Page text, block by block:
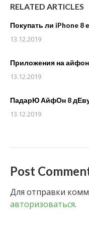
RELATED ARTICLES
Покупать ли iPhone 8
13.12.2019
Приложения на
13.12.2019
ПадарЮ АйфОн 8
13.12.2019
Post
Для отправки
авторизоваться.